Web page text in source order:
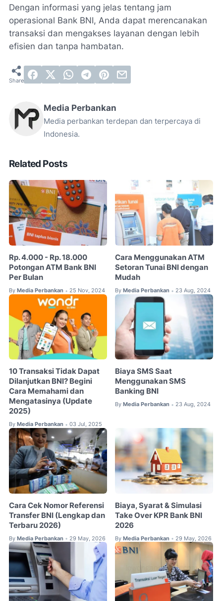
Dengan informasi yang jelas tentang jam
operasional Bank BNI, Anda dapat merencanakan
transaksi dan mengakses layanan dengan lebih
efisien dan tanpa hambatan.
Media Perbankan
Media perbankan terdepan dan terpercaya di
Indonesia.
Related Posts
Rp. 4.000 - Rp. 18.000
Potongan ATM Bank BNI
Per Bulan
By Media Perbankan • 25 Nov, 2024
Cara Menggunakan ATM
Setoran Tunai BNI dengan
Mudah
By Media Perbankan • 23 Aug, 2024
10 Transaksi Tidak Dapat
Dilanjutkan BNI? Begini
Cara Memahami dan
Mengatasinya (Update
2025)
By Media Perbankan • 03 Jul, 2025
Biaya SMS Saat
Menggunakan SMS
Banking BNI
By Media Perbankan • 23 Aug, 2024
Cara Cek Nomor Referensi
Transfer BNI (Lengkap dan
Terbaru 2026)
By Media Perbankan • 29 May, 2026
Biaya, Syarat & Simulasi
Take Over KPR Bank BNI
2026
By Media Perbankan • 29 May, 2026